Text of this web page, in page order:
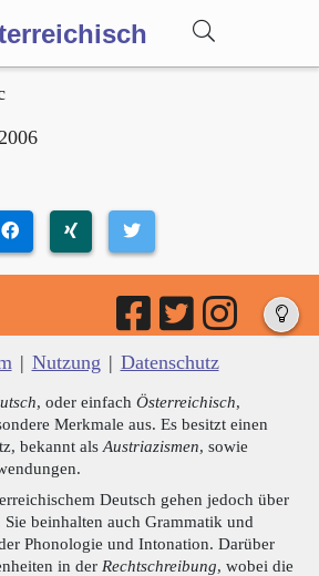
| Nutzung | Datenschutz
, oder einfach Österreichisch,
Merkmale aus. Es besitzt einen
bekannt als Austriazismen, sowie
Deutsch gehen jedoch über
beinhalten auch Grammatik und
Phonologie und Intonation. Darüber
in der Rechtschreibung, wobei die